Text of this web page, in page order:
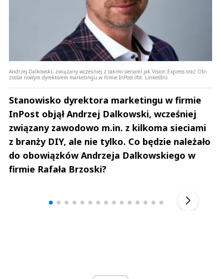
Andrzej Dalkowski, związany wcześniej z takimi sieciami jak Vision Express oraz Obi
został nowym dyrektorem marketingu w firmie InPost (fot. LinkedIn)
Stanowisko dyrektora marketingu w firmie
InPost objął Andrzej Dalkowski, wcześniej
związany zawodowo m.in. z kilkoma sieciami
z branży DIY, ale nie tylko. Co będzie należało
do obowiązków Andrzeja Dalkowskiego w
firmie Rafała Brzoski?